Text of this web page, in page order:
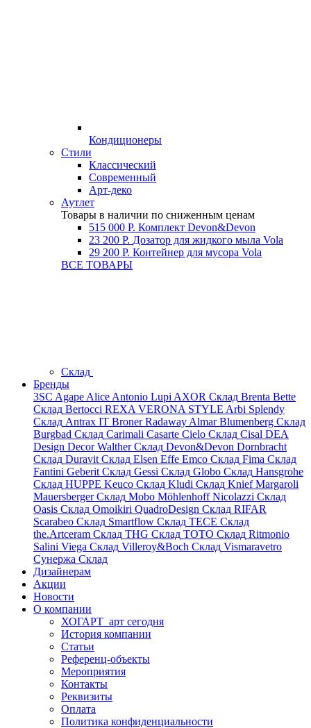
Кондиционеры
Стили
Классический
Современный
Арт-деко
Аутлет
Товары в наличии по сниженным ценам
515 000 Р. Комплект Devon&Devon
23 200 Р. Дозатор для жидкого мыла Vola
29 200 Р. Контейнер для мусора Vola
ВСЕ ТОВАРЫ
Склад
Бренды
3SC Agape Alice Antonio Lupi AXOR Склад Brenta Bette
Склад Bertocci REXA VERONA STYLE Arbi Splendy
Склад Antrax IT BronerRadaway AlmarBlumenberg Склад
Burgbad Склад Carimali Casarte Cielo Склад Cisal DEA
Design Decor WaltherСклад Devon&Devon Dornbracht
Склад Duravit Склад Elsen Effe Emco Склад Fima Склад
Fantini Geberit Склад Gessi Склад Globo Склад Hansgrohe
Склад HUPPE Keuco Склад Kludi Склад KniefMargaroli
MauersbergerСклад Mobo MöhlenhoffNicolazzi Склад
Oasis Склад Omoikiri QuadroDesign Склад RIFAR
Scarabeo Склад Smartflow Склад TECE Склад
the.Artceram Склад THG Склад TOTO Склад Ritmonio
Salini Viega Склад Villeroy&Boch Склад Vismaravetro
Сунержа Склад
Дизайнерам
Акции
Новости
О компании
ХОГАРТ_арт сегодня
История компании
Статьи
Референц-объекты
Мероприятия
Контакты
Реквизиты
Оплата
Политика конфиденциальности